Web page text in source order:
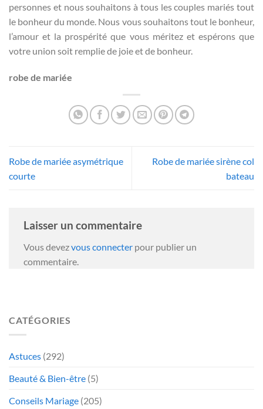
personnes et nous souhaitons à tous les couples mariés tout
le bonheur du monde. Nous vous souhaitons tout le bonheur,
l’amour et la prospérité que vous méritez et espérons que
votre union soit remplie de joie et de bonheur.
robe de mariée
Robe de mariée asymétrique
courte
Robe de mariée sirène col
bateau
Laisser un commentaire
Vous devezvous connecter pour publier un
commentaire.
CATÉGORIES
Astuces (292)
Beauté & Bien-être (5)
Conseils Mariage (205)